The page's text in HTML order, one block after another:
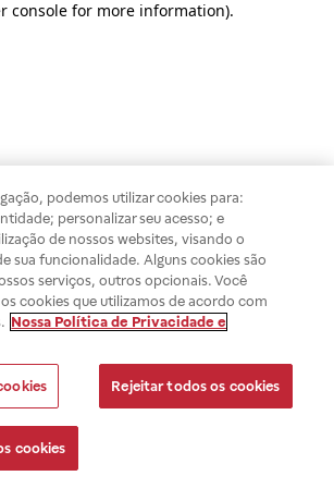
console for more information).
podemos utilizar cookies para:
personalizar seu acesso; e
de nossos websites, visando o
sua funcionalidade. Alguns cookies são
serviços, outros opcionais. Você
cookies que utilizamos de acordo com
Nossa Política de Privacidade e
Rejeitar todos os cookies
cookies